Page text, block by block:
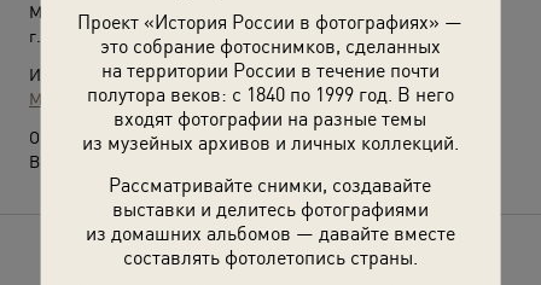
Проект «История России в фотографиях» —
это собрание фотоснимков, сделанных
на территории России в течение почти
полутора веков: с 1840 по 1999 год. В него
входят фотографии на разные темы
из музейных архивов и личных коллекций.
Рассматривайте снимки, создавайте
выставки и делитесь фотографиями
из домашних альбомов — давайте вместе
составлять фотолетопись страны.
Место съемки:
г. Ленинград
Источники:
МАММ / МДФ
О фотографии:
Выставка
«Блокада Ленинграда»
Расскажите друзьям об этом фото